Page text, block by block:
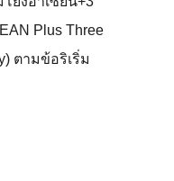
Plus Three
ตามข้อริเริ่ม